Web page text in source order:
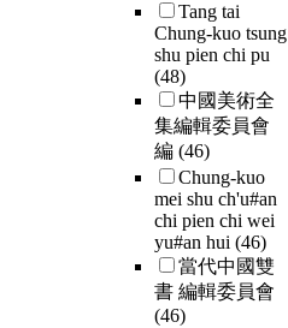
Tang tai
Chung-kuo tsung
shu pien chi pu
(48)
中國美術全
集編輯委員會
編 (46)
Chung-kuo
mei shu ch'u#an
chi pien chi wei
yu#an hui (46)
當代中國雙
書 編輯委員會
(46)